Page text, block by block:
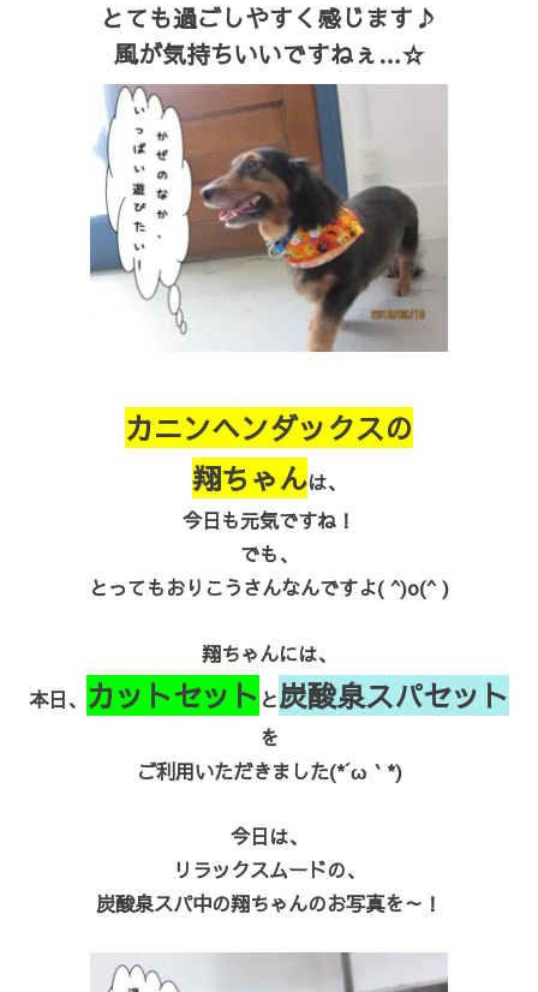
とても過ごしやすく感じます♪
風が気持ちいいですねぇ…☆
カニンヘンダックスの
翔ちゃんは、
今日も元気ですね！
でも、
とってもおりこうさんなんですよ( ^)o(^ )
翔ちゃんには、
本日、 カットセット と炭酸泉スパセット
を
ご利用いただきました(*´ω｀*)
今日は、
リラックスムードの、
炭酸泉スパ中の翔ちゃんのお写真を～！